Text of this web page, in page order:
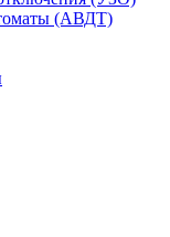
(АВДТ)